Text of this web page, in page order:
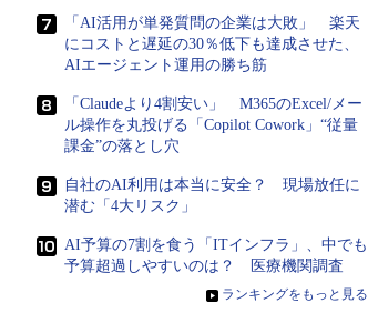
「AI活用が単発質問の企業は大敗」 楽天
にコストと遅延の30％低下も達成させた、
AIエージェント運用の勝ち筋
「Claudeより4割安い」 M365のExcel/メー
ル操作を丸投げる「Copilot Cowork」“従量
課金”の落とし穴
自社のAI利用は本当に安全？ 現場放任に
潜む「4大リスク」
AI予算の7割を食う「ITインフラ」、中でも
予算超過しやすいのは？ 医療機関調査
» ランキングをもっと見る